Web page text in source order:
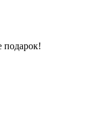
подарок!